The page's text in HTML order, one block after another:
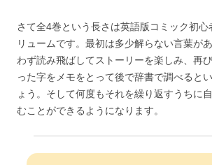
さて全4巻という長さは英語版コミック初
リュームです。最初は多少解らない言葉が
わず読み飛ばしてストーリーを楽しみ、再
った字をメモをとって後で辞書で調べると
ょう。そして何度もそれを繰り返すうちに
むことができるようになります。